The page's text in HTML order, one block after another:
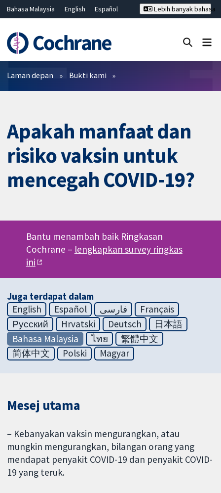
Bahasa Malaysia English
Español
Hrvatski
Deutsch ไทย
繁體中文
简体中文
Lebih banyak bahasa
Penapis
Laman depan Bukti kami
Apakah manfaat dan
risiko vaksin untuk
mencegah COVID-19?
Bantu menambah baik Ringkasan
Cochrane – lengkapkan survey ringkas
ini
Juga terdapat dalam
English
Español فارسی
Français
Русский
Hrvatski Deutsch
日本語
Bahasa Malaysia
ไทย
繁體中文
简体中文
Polski Magyar
Mesej utama
– Kebanyakan vaksin mengurangkan, atau
mungkin mengurangkan, bilangan orang yang
mendapat penyakit COVID-19 dan penyakit COVID-
19 yang teruk.